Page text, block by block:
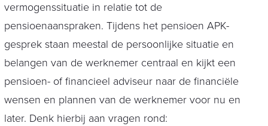
vermogenssituatie in relatie tot de
pensioenaanspraken. Tijdens het pensioen APK-
gesprek staan meestal de persoonlijke situatie en
belangen van de werknemer centraal en kijkt een
pensioen- of financieel adviseur naar de financiële
wensen en plannen van de werknemer voor nu en
later. Denk hierbij aan vragen rond: